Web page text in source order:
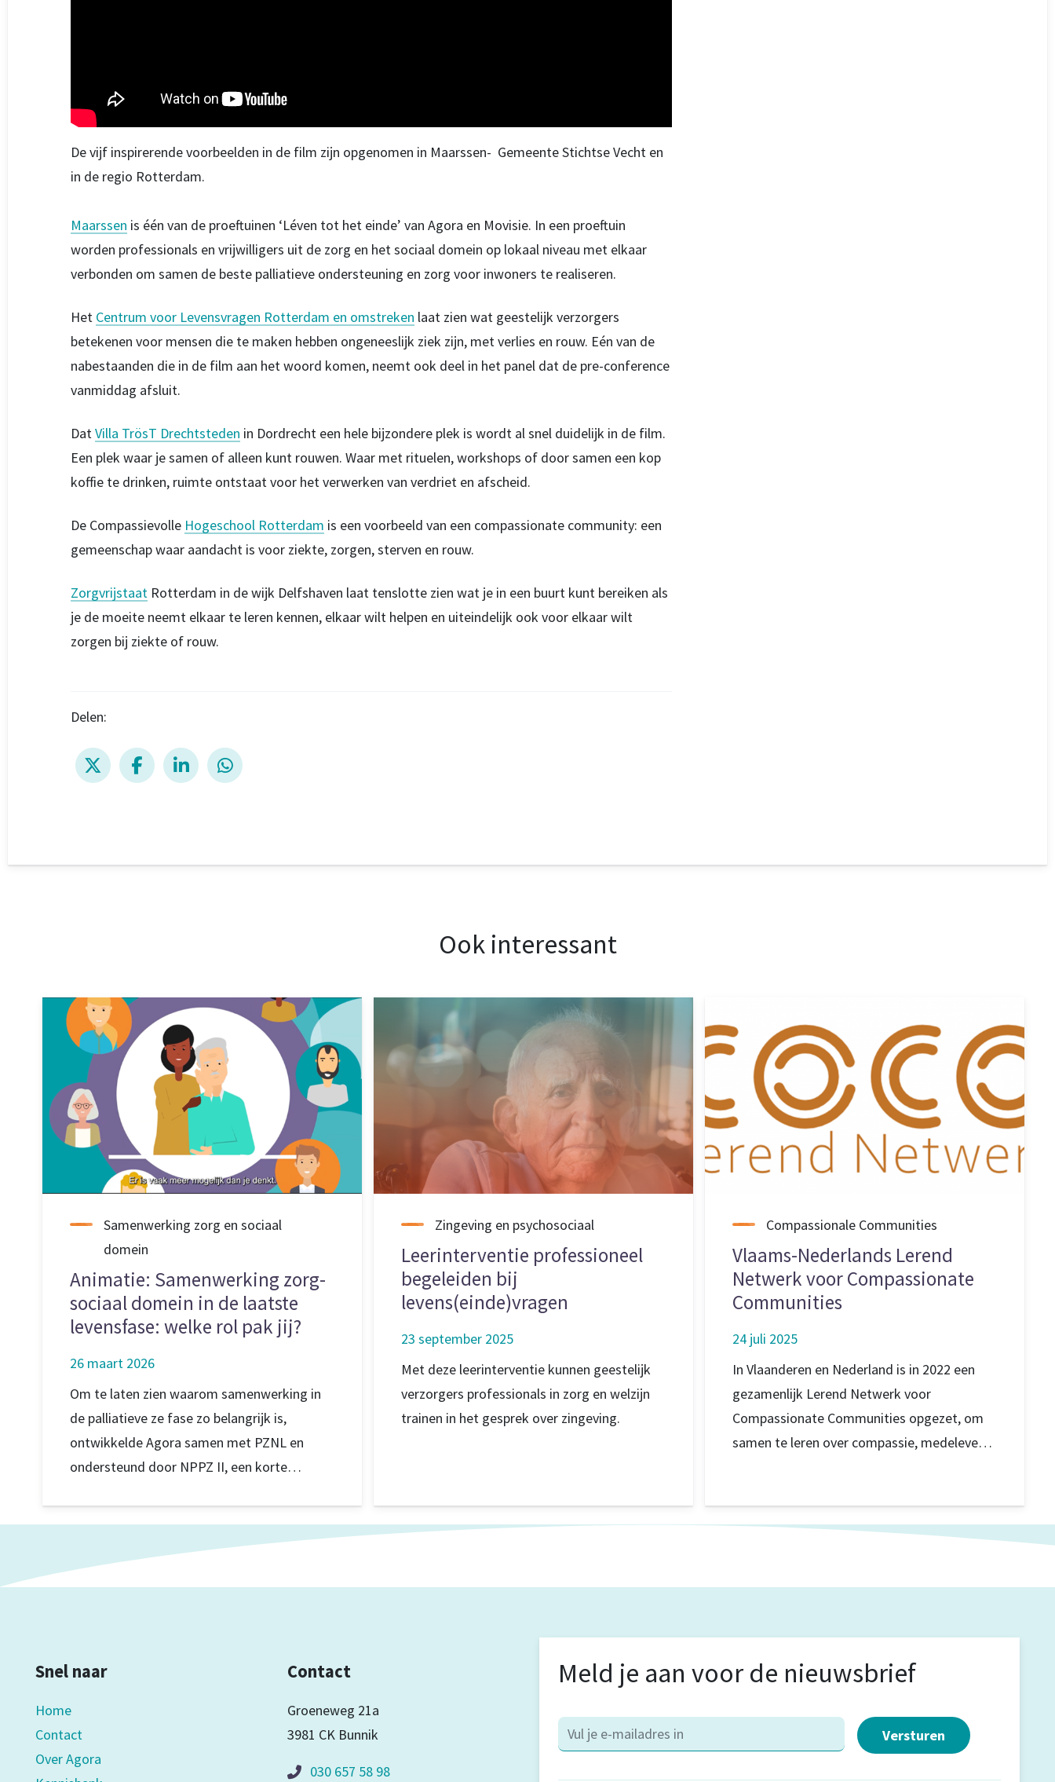
De vijf inspirerende voorbeelden in de film zijn opgenomen in Maarssen- Gemeente Stichtse Vecht en
in de regio Rotterdam.
Maarssen is één van de proeftuinen ‘Léven tot het einde’ van Agora en Movisie. In een proeftuin
worden professionals en vrijwilligers uit de zorg en het sociaal domein op lokaal niveau met elkaar
verbonden om samen de beste palliatieve ondersteuning en zorg voor inwoners te realiseren.
Het Centrum voor Levensvragen Rotterdam en omstreken laat zien wat geestelijk verzorgers
betekenen voor mensen die te maken hebben ongeneeslijk ziek zijn, met verlies en rouw. Eén van de
nabestaanden die in de film aan het woord komen, neemt ook deel in het panel dat de pre-conference
vanmiddag afsluit.
DatVilla TrösT Drechtsteden in Dordrecht een hele bijzondere plek is wordt al snel duidelijk in de film.
Een plek waar je samen of alleen kunt rouwen. Waar met rituelen, workshops of door samen een kop
koffie te drinken, ruimte ontstaat voor het verwerken van verdriet en afscheid.
De Compassievolle Hogeschool Rotterdam is een voorbeeld van een compassionate community: een
gemeenschap waar aandacht is voor ziekte, zorgen, sterven en rouw.
Zorgvrijstaat Rotterdam in de wijk Delfshaven laat tenslotte zien wat je in een buurt kunt bereiken als
je de moeite neemt elkaar te leren kennen, elkaar wilt helpen en uiteindelijk ook voor elkaar wilt
zorgen bij ziekte of rouw.
Delen:
Ook interessant
Samenwerking zorg en sociaal
domein
Animatie: Samenwerking zorg-
sociaal domein in de laatste
levensfase: welke rol pak jij?
26 maart 2026
Om te laten zien waarom samenwerking in
de palliatieve ze fase zo belangrijk is,
ontwikkelde Agora samen met PZNL en
ondersteund door NPPZ II, een korte
levensfase, welke partijen hierin een rol
kunnen spelen en hoe samenwerking tussen
zorg en sociaal domein bijdraagt aan betere
Zingeving en psychosociaal
Leerinterventie professioneel
begeleiden bij
levens(einde)vragen
23 september 2025
Met deze leerinterventie kunnen geestelijk
verzorgers professionals in zorg en welzijn
trainen in het gesprek over zingeving.
Compassionale Communities
Vlaams-Nederlands Lerend
Netwerk voor Compassionate
Communities
24 juli 2025
In Vlaanderen en Nederland is in 2022 een
gezamenlijk Lerend Netwerk voor
Compassionate Communities opgezet, om
samen te leren over compassie, medeleven
Snel naar
Home
Contact
Over Agora
Contact
Groeneweg 21a
3981 CK Bunnik
030 657 58 98
Meld je aan voor de nieuwsbrief